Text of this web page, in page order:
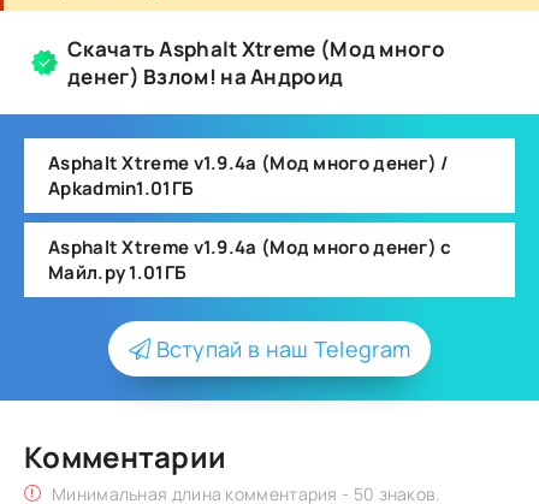
Скачать Asphalt Xtreme (Мод много
денег) Взлом! на Андроид
Asphalt Xtreme v1.9.4a (Мод много денег) /
Apkadmin1.01ГБ
Asphalt Xtreme v1.9.4a (Мод много денег) с
Майл.ру 1.01ГБ
Вступай в наш Telegram
Комментарии
Минимальная длина комментария - 50 знаков.